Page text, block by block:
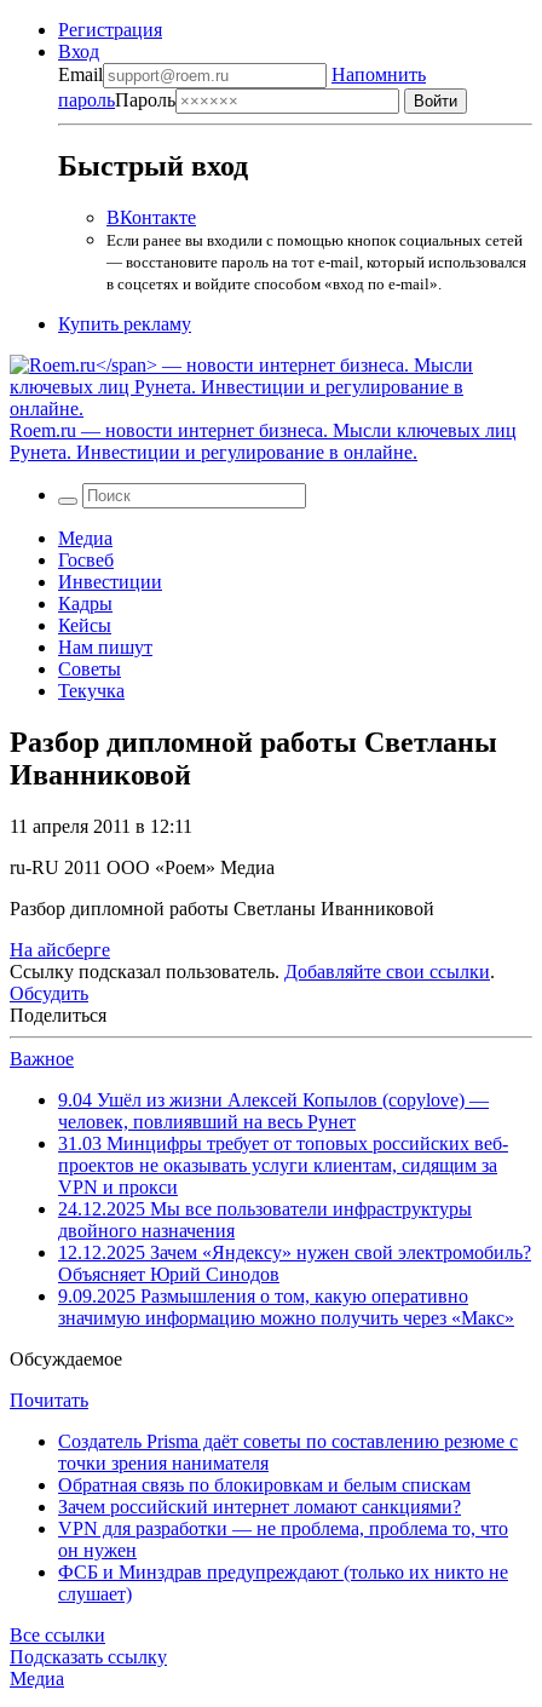
Регистрация
Вход
Email
Напомнить
парольПароль
Быстрый вход
ВКонтакте
Если ранее вы входили с помощью кнопок социальных сетей
— восстановите пароль на тот e-mail, который использовался
в соцсетях и войдите способом «вход по e-mail».
Купить рекламу
Roem.ru — новости интернет бизнеса. Мысли ключевых лиц
Рунета. Инвестиции и регулирование в онлайне.
Медиа
Госвеб
Инвестиции
Кадры
Кейсы
Нам пишут
Советы
Текучка
Разбор дипломной работы Светланы
Иванниковой
11 апреля 2011 в 12:11
ru-RU 2011 ООО «Роем» Медиа
Разбор дипломной работы Светланы Иванниковой
На айсберге
Ссылку подсказал пользователь. Добавляйте свои ссылки.
Обсудить
Поделиться
Важное
9.04 Ушёл из жизни Алексей Копылов (copylove) —
человек, повлиявший на весь Рунет
31.03 Минцифры требует от топовых российских веб-
проектов не оказывать услуги клиентам, сидящим за
VPN и прокси
24.12.2025 Мы все пользователи инфраструктуры
двойного назначения
12.12.2025 Зачем «Яндексу» нужен свой электромобиль?
Объясняет Юрий Синодов
9.09.2025 Размышления о том, какую оперативно
значимую информацию можно получить через «Макс»
Обсуждаемое
Почитать
Создатель Prisma даёт советы по составлению резюме с
точки зрения нанимателя
Обратная связь по блокировкам и белым спискам
Зачем российский интернет ломают санкциями?
VPN для разработки — не проблема, проблема то, что
он нужен
ФСБ и Минздрав предупреждают (только их никто не
слушает)
Все ссылки
Подсказать ссылку
Медиа